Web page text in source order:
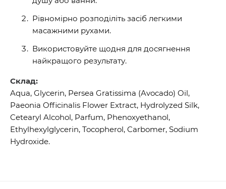
Рівномірно розподіліть засіб легкими
масажними рухами.
Використовуйте щодня для досягнення
найкращого результату.
Склад:
Aqua, Glycerin, Persea Gratissima (Avocado) Oil,
Paeonia Officinalis Flower Extract, Hydrolyzed Silk,
Cetearyl Alcohol, Parfum, Phenoxyethanol,
Ethylhexylglycerin, Tocopherol, Carbomer, Sodium
Hydroxide.